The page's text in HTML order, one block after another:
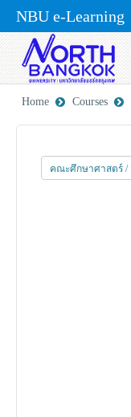
NBU e-Learning
Home Courses